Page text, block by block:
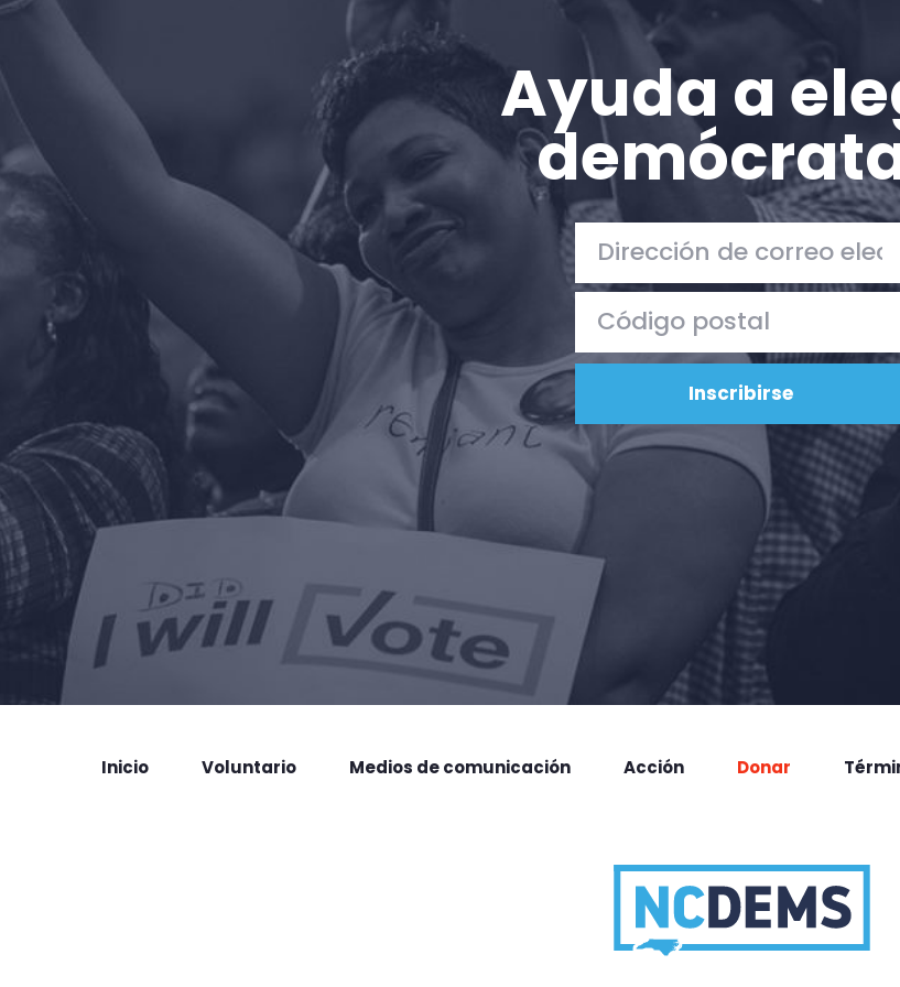
Ayuda a
Inicio Voluntario Medios de comunicación Acción Donar